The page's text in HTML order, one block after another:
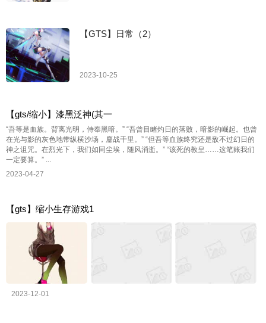
【GTS】日常（2）
2023-10-25
【gts/缩小】漆黑泛神(其一
“吾等是血族。背离光明，侍奉黑暗。” “吾曾目睹灼日的落败，暗影的崛起。也曾
在光与影的灰色地带纵横沙场，鏖战千里。” “但吾等血族终究还是敌不过幻日的
神之诅咒。在烈光下，我们如同尘埃，随风消逝。” “该死的教皇……这笔账我们
一定要算。” ...
2023-04-27
【gts】缩小生存游戏1
2023-12-01